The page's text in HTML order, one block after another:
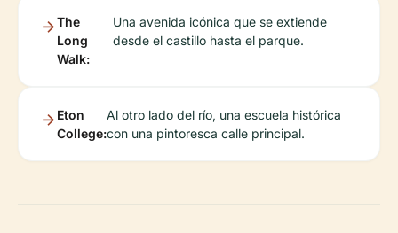
The
Long
Walk:
Una avenida icónica que se extiende
desde el castillo hasta el parque.
Eton
College:
Al otro lado del río, una escuela histórica
con una pintoresca calle principal.